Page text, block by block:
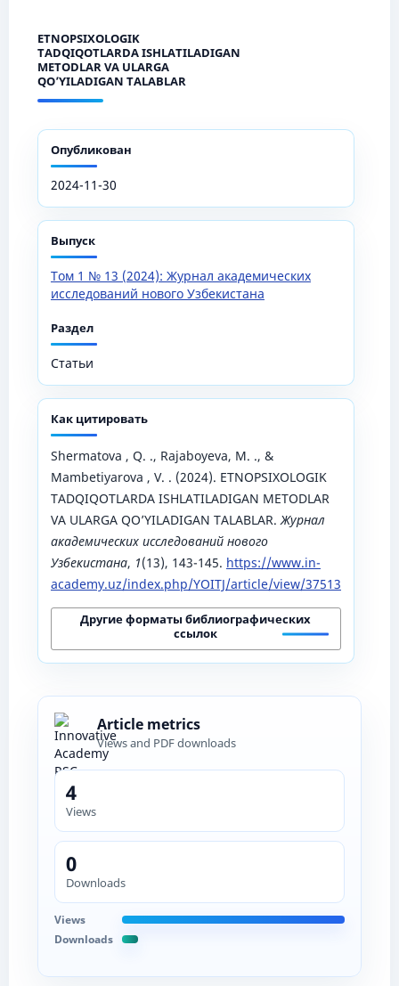
ETNOPSIXOLOGIK
TADQIQOTLARDA ISHLATILADIGAN
METODLAR VA ULARGA
QO’YILADIGAN TALABLAR
Опубликован
2024-11-30
Выпуск
Том 1 № 13 (2024): Журнал академических
исследований нового Узбекистана
Раздел
Статьи
Как цитировать
Shermatova , Q. ., Rajaboyeva, M. ., &
Mambetiyarova , V. . (2024). ETNOPSIXOLOGIK
TADQIQOTLARDA ISHLATILADIGAN METODLAR
VA ULARGA QO’YILADIGAN TALABLAR.Журнал
академических исследований нового
Узбекистана, 1(13), 143-145. https://www.in-
academy.uz/index.php/YOITJ/article/view/37513
Другие форматы библиографических
ссылок
Article metrics
Views and PDF downloads
4
Views
0
Downloads
Views
Downloads